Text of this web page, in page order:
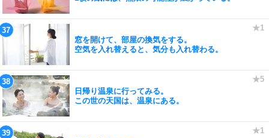
窓を開けて、部屋の換気をする。
空気を入れ替えると、気分も入れ替わる。
日帰り温泉に行ってみる。
この世の天国は、温泉にある。